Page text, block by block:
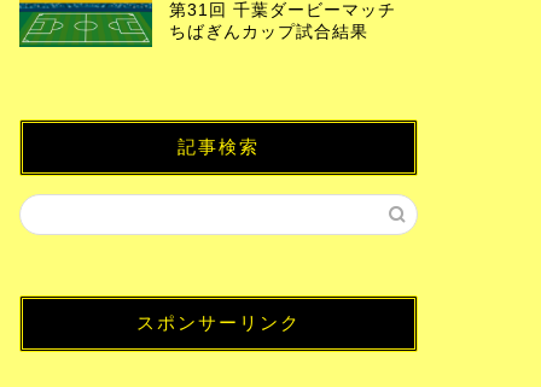
第31回 千葉ダービーマッチ
ちばぎんカップ試合結果
記事検索
スポンサーリンク